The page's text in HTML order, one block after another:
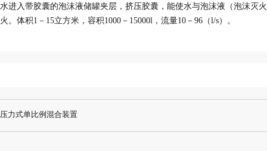
水进入带胶囊的泡沫液储罐夹层，挤压胶囊，能使水与泡沫液（泡沫灭
火。体积1－15立方米，容积1000－15000l，流量10－96（l/s）。
压力式单比例混合装置